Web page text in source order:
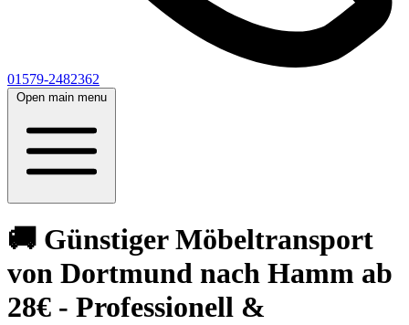
01579-2482362
Open main menu
🚚 Günstiger Möbeltransport
von Dortmund nach Hamm ab
28€ - Professionell &